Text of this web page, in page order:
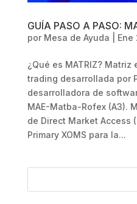
GUÍA PASO A PASO:
por Mesa de Ayuda Ene
¿Qué es MATRIZ?
trading desarrollada por
desarrolladora de
MAE-Matba-Rofex (A3).
de Direct Market Access
Primary XOMS para la...